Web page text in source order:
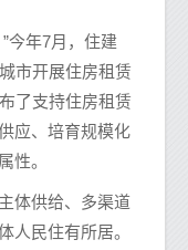
今年7月，住建
市开展住房租赁
了支持住房租赁
应、培育规模化
性。
体供给、多渠道
人民住有所居。